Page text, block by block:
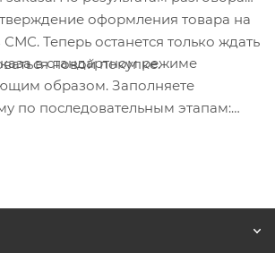
оформления товара на
СМС. Теперь останется только ждать
новой покупке.
в стандартном режиме
образом. Заполняете
по последовательным этапам: